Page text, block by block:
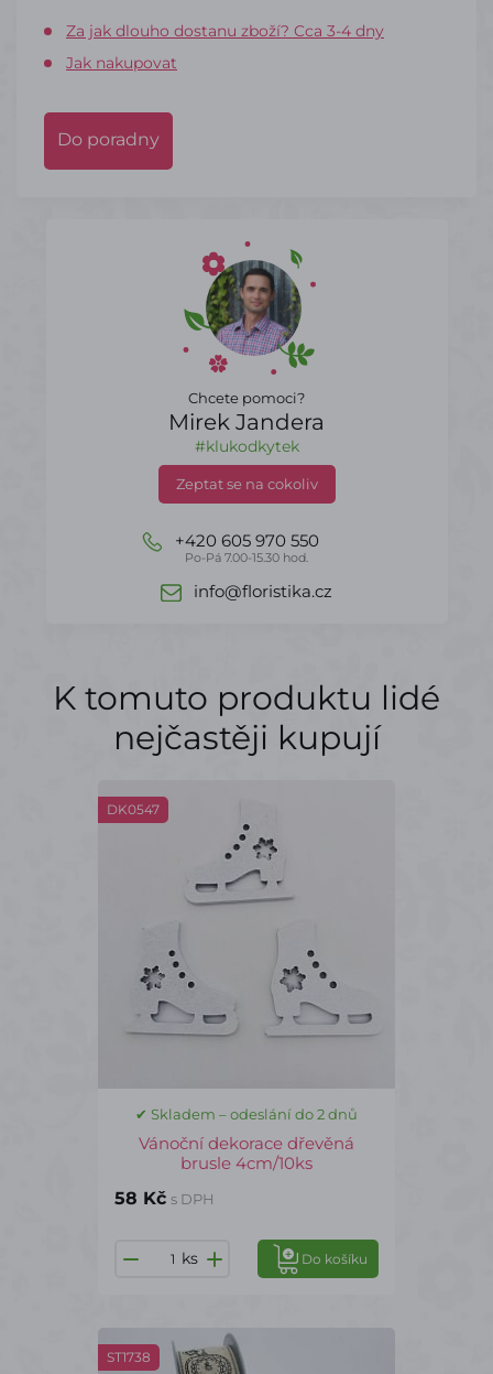
Za jak dlouho dostanu zboží? Cca 3-4 dny
Jak nakupovat
Do poradny
Chcete pomoci?
Mirek Jandera
#klukodkytek
Zeptat se na cokoliv
+420 605 970 550
Po-Pá 7.00-15.30 hod.
info@floristika.cz
K tomuto produktu lidé
nejčastěji kupují
DK0547
✔ Skladem – odeslání do 2 dnů
Vánoční dekorace dřevěná
brusle 4cm/10ks
58 Kč s DPH
ks Do košíku
ST1738